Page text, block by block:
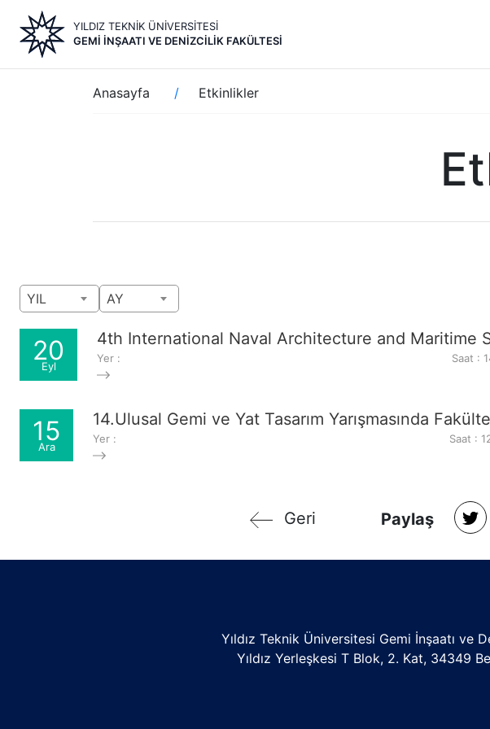
içeriğe
YILDIZ TEKNİK ÜNİVERSİTESİ
GEMI İNŞAATI VE DENIZCILIK FAKÜLTESI
Sayfa
yolu
Anasayfa Etkinlikler
YIL AY
20
Eyl
4th International Naval Architecture and Maritime
Yer : Saat :
15
Ara
14.Ulusal Gemi ve Yat Tasarım Yarışmasında
Yer : Saat :
Geri Paylaş
Yıldız Teknik Üniversitesi Gemi İnşaatı ve
Yıldız Yerleşkesi T Blok, 2. Kat, 34349